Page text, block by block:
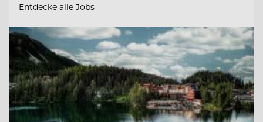
Entdecke alle Jobs